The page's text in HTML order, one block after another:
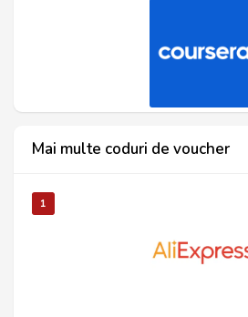
Mai multe coduri de voucher
1